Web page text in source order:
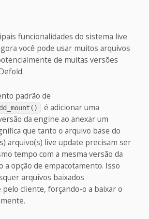
funcionalidades do sistema live
você pode usar muitos arquivos
de muitas versões
padrão de
é adicionar uma
da engine ao anexar um
que tanto o arquivo base do
arquivo(s) live update precisam ser
tempo com a mesma versão da
a opção de empacotamento. Isso
arquivos baixados
cliente, forçando-o a baixar o